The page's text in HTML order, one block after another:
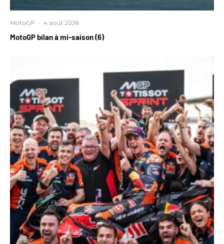
MotoGP · 4 août 2026
MotoGP bilan à mi-saison (6)